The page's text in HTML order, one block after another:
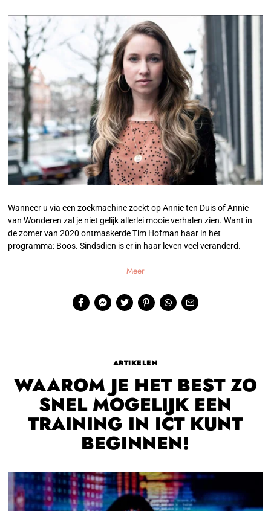
Wanneer u via een zoekmachine zoekt op Annic ten Duis of Annic
van Wonderen zal je niet gelijk allerlei mooie verhalen zien. Want in
de zomer van 2020 ontmaskerde Tim Hofman haar in het
programma: Boos. Sindsdien is er in haar leven veel veranderd.
Meer
ARTIKELEN
WAAROM JE HET BEST ZO
SNEL MOGELIJK EEN
TRAINING IN ICT KUNT
BEGINNEN!